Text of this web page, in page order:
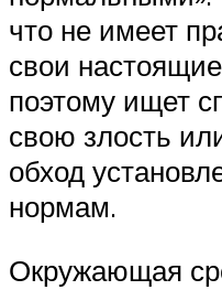
что не имеет
свои
поэтому ищет
свою злость
обход
нормам.
Окружающая